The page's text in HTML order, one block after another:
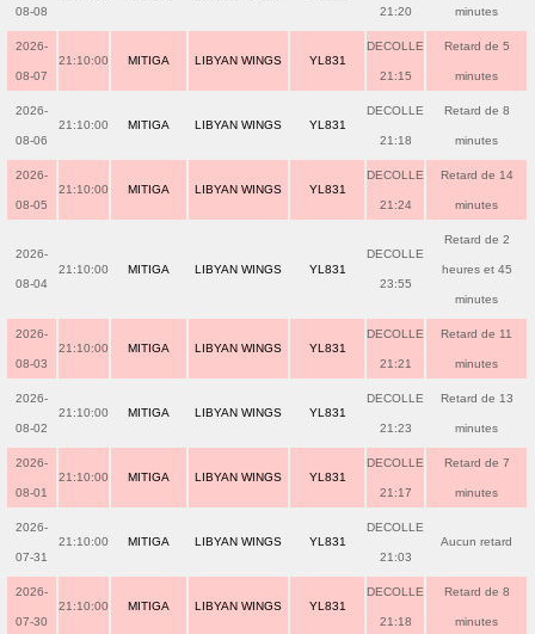
08-08 21:20 minutes
2026-
08-07
21:10:00 MITIGA LIBYAN WINGS YL831
DECOLLE
21:15
Retard de 5
minutes
2026-
08-06
21:10:00 MITIGA LIBYAN WINGS YL831
DECOLLE
21:18
Retard de 8
minutes
2026-
08-05
21:10:00 MITIGA LIBYAN WINGS YL831
DECOLLE
21:24
Retard de 14
minutes
2026-
08-04
21:10:00 MITIGA LIBYAN WINGS YL831
DECOLLE
23:55
Retard de 2
heures et 45
minutes
2026-
08-03
21:10:00 MITIGA LIBYAN WINGS YL831
DECOLLE
21:21
Retard de 11
minutes
2026-
08-02
21:10:00 MITIGA LIBYAN WINGS YL831
DECOLLE
21:23
Retard de 13
minutes
2026-
08-01
21:10:00 MITIGA LIBYAN WINGS YL831
DECOLLE
21:17
Retard de 7
minutes
2026-
07-31
21:10:00 MITIGA LIBYAN WINGS YL831
DECOLLE
21:03
Aucun retard
2026-
07-30
21:10:00 MITIGA LIBYAN WINGS YL831
DECOLLE
21:18
Retard de 8
minutes